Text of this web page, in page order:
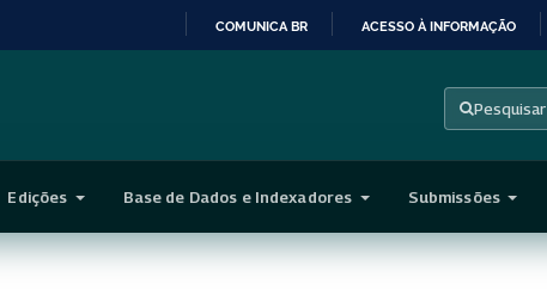
CONTEÚDO
COMUNICA BR ACESSO À INFORMAÇÃO
Pesquisar
Edições Base de Dados e Indexadores Submissões